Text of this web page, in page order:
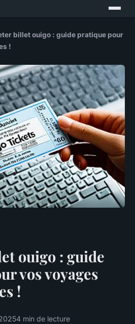
billet ouigo : guide pratique pour
!
ouigo : guide
vos voyages
!
4 min de lecture